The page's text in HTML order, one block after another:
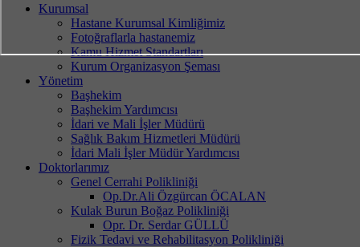
Kurumsal
Hastane Kurumsal Kimliğimiz
Fotoğraflarla hastanemiz
Kamu Hizmet Standartları
Kurum Organizasyon Şeması
Yönetim
Başhekim
Başhekim Yardımcısı
İdari ve Mali İşler Müdürü
Sağlık Bakım Hizmetleri Müdürü
İdari Mali İşler Müdür Yardımcısı
Doktorlarımız
Genel Cerrahi Polikliniği
Op.Dr.Ali Özgürcan ÖCALAN
Kulak Burun Boğaz Polikliniği
Opr. Dr. Serdar GÜLLÜ
Fizik Tedavi ve Rehabilitasyon Polikliniği